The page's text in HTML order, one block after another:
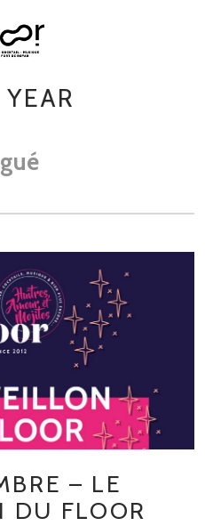
– LE
DU FLOOR